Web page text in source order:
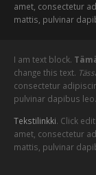
amet, consectetur
mattis, pulvinar
I am text block.
change this text.
consectetur
pulvinar dapibus leo.
Tekstilinkki. Click
amet, consectetur
mattis, pulvinar